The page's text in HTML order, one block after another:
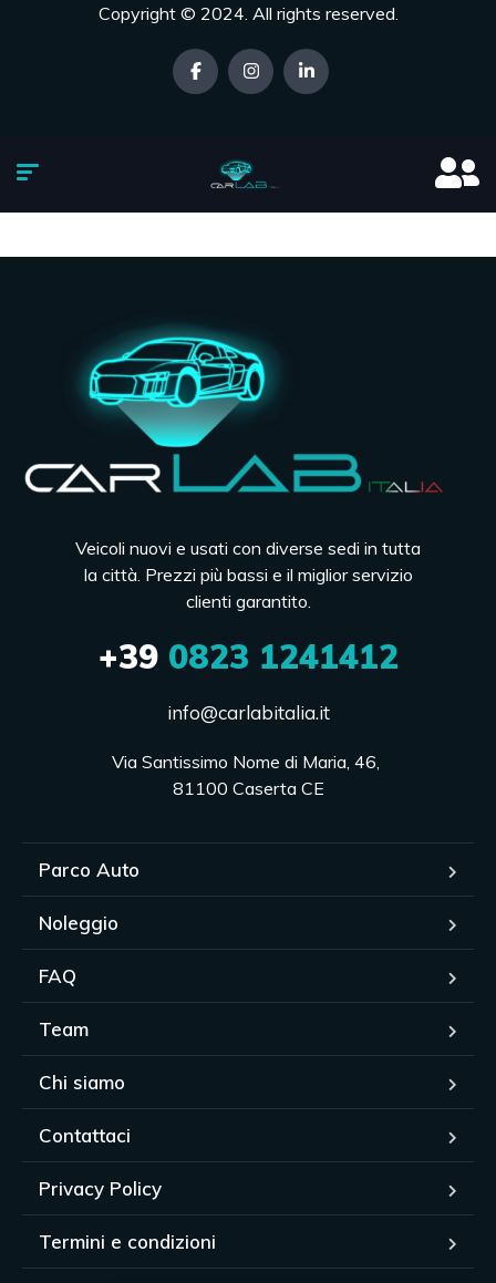
Copyright © 2024. All rights reserved.
Veicoli nuovi e usati con diverse sedi in tutta
la città. Prezzi più bassi e il miglior servizio
clienti garantito.
+390823 1241412
info@carlabitalia.it
Via Santissimo Nome di Maria, 46,
81100 Caserta CE
Parco Auto
Noleggio
FAQ
Team
Chi siamo
Contattaci
Privacy Policy
Termini e condizioni